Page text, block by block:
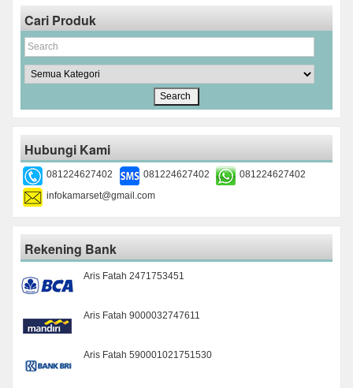
Cari Produk
Hubungi Kami
081224627402 081224627402
081224627402
infokamarset@gmail.com
Rekening Bank
Aris Fatah 2471753451
Aris Fatah 9000032747611
Aris Fatah 590001021751530